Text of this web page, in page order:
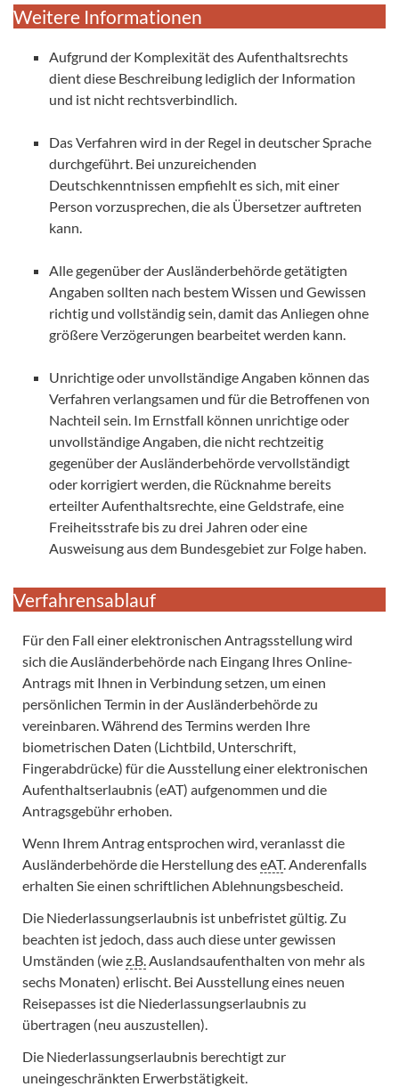
Weitere Informationen
Aufgrund der Komplexität des Aufenthaltsrechts
dient diese Beschreibung lediglich der Information
und ist nicht rechtsverbindlich.
Das Verfahren wird in der Regel in deutscher Sprache
durchgeführt. Bei unzureichenden
Deutschkenntnissen empfiehlt es sich, mit einer
Person vorzusprechen, die als Übersetzer auftreten
kann.
Alle gegenüber der Ausländerbehörde getätigten
Angaben sollten nach bestem Wissen und Gewissen
richtig und vollständig sein, damit das Anliegen ohne
größere Verzögerungen bearbeitet werden kann.
Unrichtige oder unvollständige Angaben können das
Verfahren verlangsamen und für die Betroffenen von
Nachteil sein. Im Ernstfall können unrichtige oder
unvollständige Angaben, die nicht rechtzeitig
gegenüber der Ausländerbehörde vervollständigt
oder korrigiert werden, die Rücknahme bereits
erteilter Aufenthaltsrechte, eine Geldstrafe, eine
Freiheitsstrafe bis zu drei Jahren oder eine
Ausweisung aus dem Bundesgebiet zur Folge haben.
Verfahrensablauf
Für den Fall einer elektronischen Antragsstellung wird
sich die Ausländerbehörde nach Eingang Ihres Online-
Antrags mit Ihnen in Verbindung setzen, um einen
persönlichen Termin in der Ausländerbehörde zu
vereinbaren. Während des Termins werden Ihre
biometrischen Daten (Lichtbild, Unterschrift,
Fingerabdrücke) für die Ausstellung einer elektronischen
Aufenthaltserlaubnis (eAT) aufgenommen und die
Antragsgebühr erhoben.
Wenn Ihrem Antrag entsprochen wird, veranlasst die
Ausländerbehörde die Herstellung deseAT. Anderenfalls
erhalten Sie einen schriftlichen Ablehnungsbescheid.
Die Niederlassungserlaubnis ist unbefristet gültig. Zu
beachten ist jedoch, dass auch diese unter gewissen
Umständen (wiez.B. Auslandsaufenthalten von mehr als
sechs Monaten) erlischt. Bei Ausstellung eines neuen
Reisepasses ist die Niederlassungserlaubnis zu
übertragen (neu auszustellen).
Die Niederlassungserlaubnis berechtigt zur
uneingeschränkten Erwerbstätigkeit.